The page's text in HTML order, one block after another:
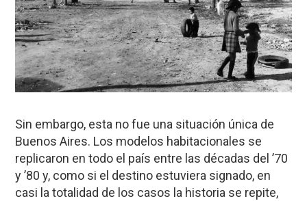
Sin embargo, esta no fue una situación única de
Buenos Aires. Los modelos habitacionales se
replicaron en todo el país entre las décadas del ’70
y ’80 y, como si el destino estuviera signado, en
casi la totalidad de los casos la historia se repite,